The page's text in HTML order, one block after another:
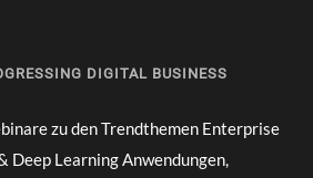
DIGITAL BUSINESS
zu den Trendthemen Enterprise
Deep Learning Anwendungen,